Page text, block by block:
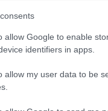
allow Google to enable
identifiers in apps.
allow my user data to be
las próximas
nos acompañarán las
de recomendaciones